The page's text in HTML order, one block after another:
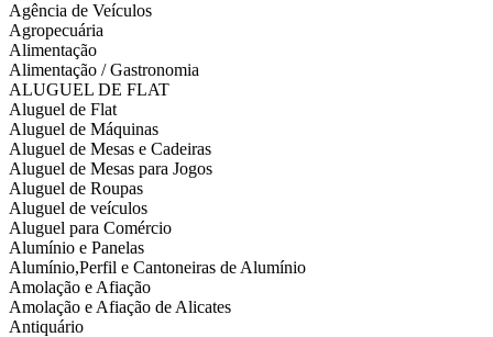
Agência de Veículos
Agropecuária
Alimentação
Alimentação / Gastronomia
ALUGUEL DE FLAT
Aluguel de Flat
Aluguel de Máquinas
Aluguel de Mesas e Cadeiras
Aluguel de Mesas para Jogos
Aluguel de Roupas
Aluguel de veículos
Aluguel para Comércio
Alumínio e Panelas
Alumínio,Perfil e Cantoneiras de Alumínio
Amolação e Afiação
Amolação e Afiação de Alicates
Antiquário